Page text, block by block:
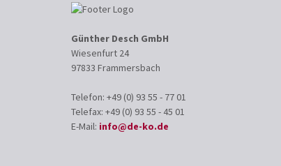
Günther Desch GmbH
Wiesenfurt 24
97833 Frammersbach
Telefon: +49 (0) 93 55 - 77 01
Telefax: +49 (0) 93 55 - 45 01
E-Mail: info@de-ko.de